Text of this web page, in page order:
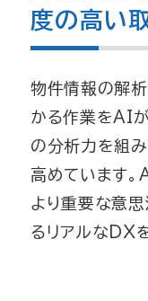
度の高い
物件情報の解
かる作業をAIが
の分析力を組み
高めています。
より重要な意思
るリアルなDX